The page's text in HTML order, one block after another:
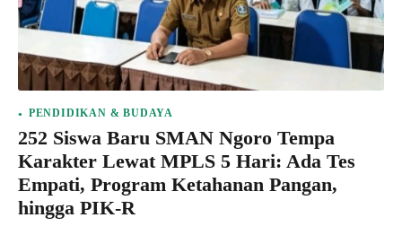
PENDIDIKAN & BUDAYA
252 Siswa Baru SMAN Ngoro Tempa
Karakter Lewat MPLS 5 Hari: Ada Tes
Empati, Program Ketahanan Pangan,
hingga PIK-R